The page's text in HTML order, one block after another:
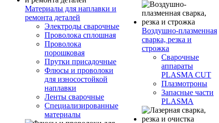
Материалы для наплавки и
ремонта деталей
Электроды сварочные
Проволока сплошная
Проволока
порошковая
Прутки присадочные
Флюсы и проволоки
для износостойкой
наплавки
Ленты сварочные
Специализированные
материалы
Воздушно-плазменная
сварка, резка и
строжка
Сварочные
аппараты
PLASMA CUT
Плазмотроны
Запасные части
PLASMA